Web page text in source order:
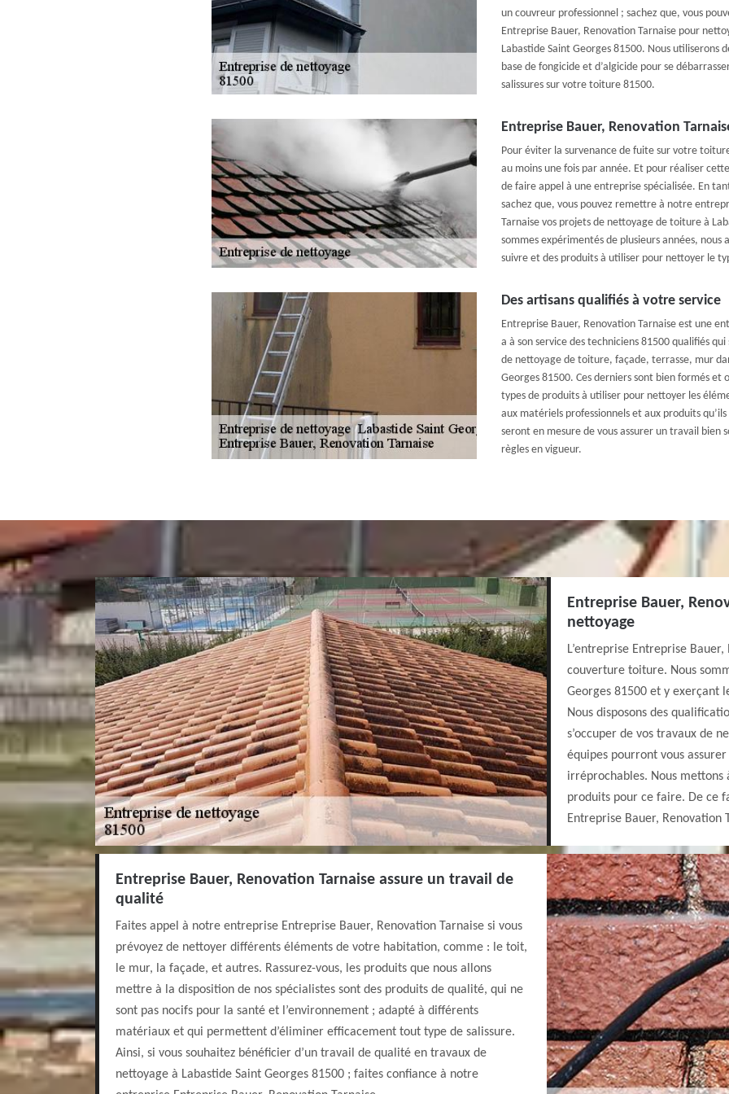
un couvreur professionnel ; sachez que, vous
Entreprise Bauer, Renovation Tarnaise pour
Labastide Saint Georges 81500. Nous utiliserons
base de fongicide et d’algicide pour se
salissures sur votre toiture 81500.
Entreprise Bauer, Renovation
Pour éviter la survenance de fuite sur votre
au moins une fois par année. Et pour réaliser
de faire appel à une entreprise spécialisée. En
sachez que, vous pouvez remettre à notre
Tarnaise vos projets de nettoyage de toiture à
sommes expérimentés de plusieurs années, nous
suivre et des produits à utiliser pour nettoyer le
Des artisans qualifiés à votre service
Entreprise Bauer, Renovation Tarnaise est une
a à son service des techniciens 81500 qualifiés
de nettoyage de toiture, façade, terrasse, mur
Georges 81500. Ces derniers sont bien formés et
types de produits à utiliser pour nettoyer les
aux matériels professionnels et aux produits
seront en mesure de vous assurer un travail bien
règles en vigueur.
Entreprise Bauer,
nettoyage
L’entreprise Entreprise
couverture toiture. Nous
Georges 81500 et y exerçant
Nous disposons des
s’occuper de vos travaux de
équipes pourront vous
irréprochables. Nous mettons
produits pour ce faire. De ce
Entreprise Bauer, Renovation
Entreprise Bauer, Renovation Tarnaise assure un travail de
qualité
Faites appel à notre entreprise Entreprise Bauer, Renovation Tarnaise si vous
prévoyez de nettoyer différents éléments de votre habitation, comme : le toit,
le mur, la façade, et autres. Rassurez-vous, les produits que nous allons
mettre à la disposition de nos spécialistes sont des produits de qualité, qui ne
sont pas nocifs pour la santé et l’environnement ; adapté à différents
matériaux et qui permettent d’éliminer efficacement tout type de salissure.
Ainsi, si vous souhaitez bénéficier d’un travail de qualité en travaux de
nettoyage à Labastide Saint Georges 81500 ; faites confiance à notre